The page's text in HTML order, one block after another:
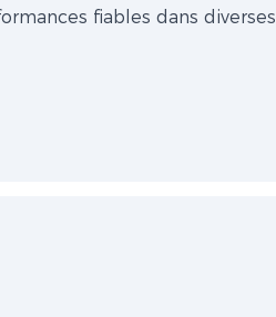
fiables dans diverses